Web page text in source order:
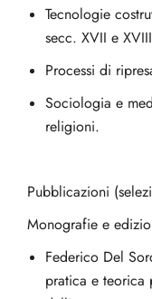
Tecnologie
secc. XVII e
Processi di
Sociologia e
religioni.
Pubblicazioni
Monografie e
Federico Del
pratica e teorica